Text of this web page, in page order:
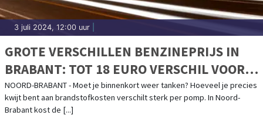
3 juli 2024, 12:00 uur
GROTE VERSCHILLEN BENZINEPRIJS IN
BRABANT: TOT 18 EURO VERSCHIL VOOR
VOLLE TANK
NOORD-BRABANT - Moet je binnenkort weer tanken? Hoeveel je precies
kwijt bent aan brandstofkosten verschilt sterk per pomp. In Noord-
Brabant kost de [...]